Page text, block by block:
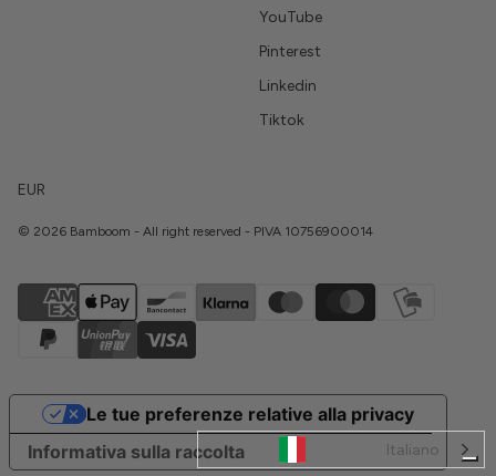
YouTube
Pinterest
Linkedin
Tiktok
Italiano
EUR
© 2026 Bamboom - All right reserved - PIVA 10756900014
Informativa sulla raccolta
Le tue preferenze relative alla privacy